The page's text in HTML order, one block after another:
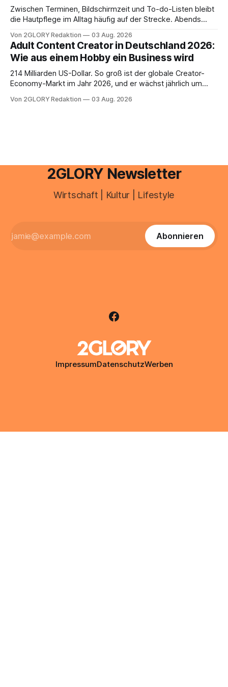
Zwischen Terminen, Bildschirmzeit und To-do-Listen bleibt
die Hautpflege im Alltag häufig auf der Strecke. Abends
Drogerie – mehr ist zeitlich oft nicht drin. Dabei reagiert die
Haut empfindlich auf Stress, Schlafmangel und
Umwelteinflüsse: Sie wirkt müde, spannt oder neigt zu
Unreinheiten. Professionelle
Von 2GLORY Redaktion 03 Aug. 2026
Adult Content Creator in Deutschland 2026:
Wie aus einem Hobby ein Business wird
214 Milliarden US-Dollar. So groß ist der globale Creator-
Economy-Markt im Jahr 2026, und er wächst jährlich um
ist längst ein ernstzunehmender Wirtschaftszweig. Weltweit
Von 2GLORY Redaktion 03 Aug. 2026
2GLORY Newsletter
Wirtschaft | Kultur | Lifestyle
Abonnieren
ImpressumDatenschutzWerben